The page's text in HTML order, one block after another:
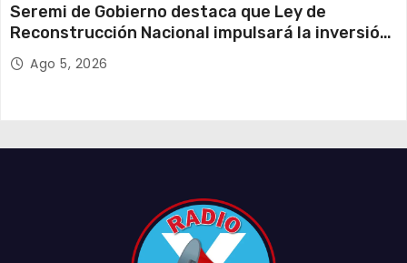
Seremi de Gobierno destaca que Ley de
Reconstrucción Nacional impulsará la inversión
y el empleo en Tarapacá
Ago 5, 2026